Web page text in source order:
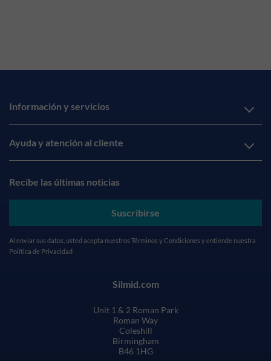
Información y servicios
Ayuda y atención al cliente
Recibe las últimas noticias
Suscribirse
Al enviar sus datos, usted acepta nuestros Términos y Condiciones y entiende nuestra
Política de Privacidad
Silmid.com
Unit 1 & 2 Roman Park
Roman Way
Coleshill
Birmingham
B46 1HG